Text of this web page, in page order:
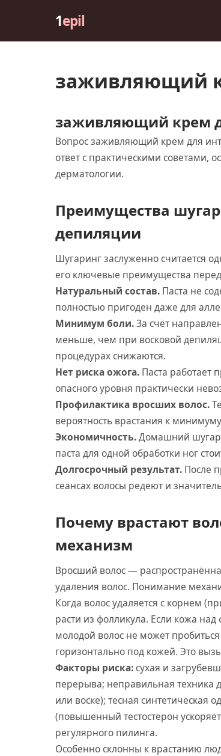
1epil
заживляющий
заживляющий крем
Вопрос заживляющий крем для
ответ с практическими советами,
дерматологии.
Преимущества
депиляции
Шугаринг заслуженно считается
его ключевые преимущества
Натуральный состав. Паста не
полностью пригоден даже для
Минимум боли.За счёт
меньше, чем при восковой
процедурах снижаются.
Нет риска ожога. Паста работает
опасного уровня практически
Профилактика вросших волос.
вероятность врастания к
Экономичность.Домашний
паста для одной обработки ног
Долгосрочный результат. После
сеансах волосы редеют и
Почему врастают
механизм
Вросший волос —
удаления волос. Понимание
Когда волос удаляется с корнем
расти из фолликула. Если кожа
молодой волос не может
горизонтально под кожей. Это
Факторы риска: сухая и
перерыва; неправильная
или воске); тесная
(повышенный тестостерон ускоряет
регулярного пилинга.
Особенно склонны к врастанию